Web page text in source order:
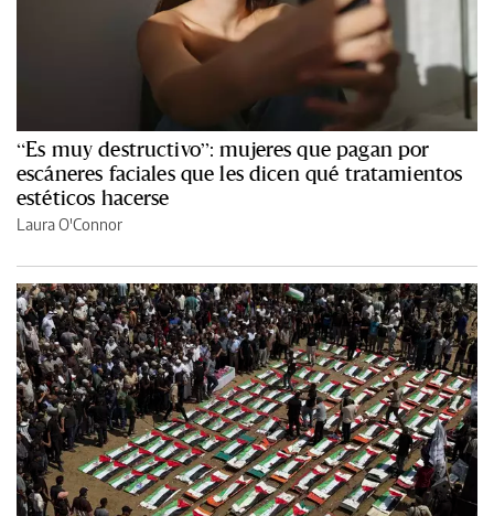
“Es muy destructivo”: mujeres que pagan por
escáneres faciales que les dicen qué tratamientos
estéticos hacerse
Laura O'Connor